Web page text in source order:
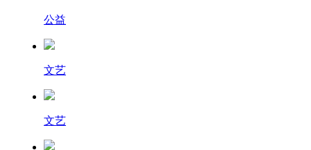
公益
文艺
文艺